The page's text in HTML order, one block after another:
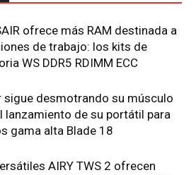
ofrece más RAM destinada a
de trabajo: los kits de
WS DDR5 RDIMM ECC
sigue desmotrando su músculo
lanzamiento de su portátil para
gama alta Blade 18
AIRY TWS 2 ofrecen